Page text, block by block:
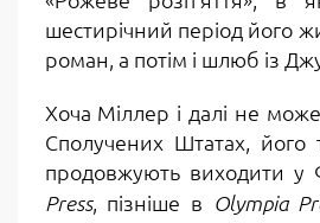
шестирічний період його
роман, а потім і шлюб із
Хоча Міллер і далі не
Сполучених Штатах,
продовжують виходити у
Press, пізніше в Olympia